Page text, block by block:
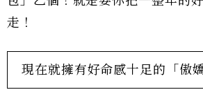
走！
現在就擁有好命感十足的「傲